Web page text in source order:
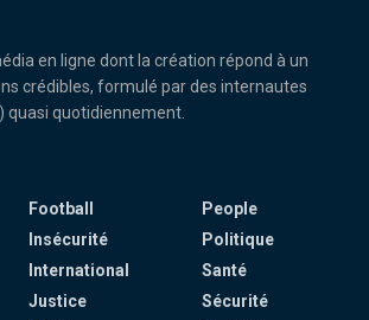
en ligne dont la création répond à un
crédibles, formulé par des internautes
quasi quotidiennement.
Football
Insécurité
International
Justice
People
Politique
Santé
Sécurité